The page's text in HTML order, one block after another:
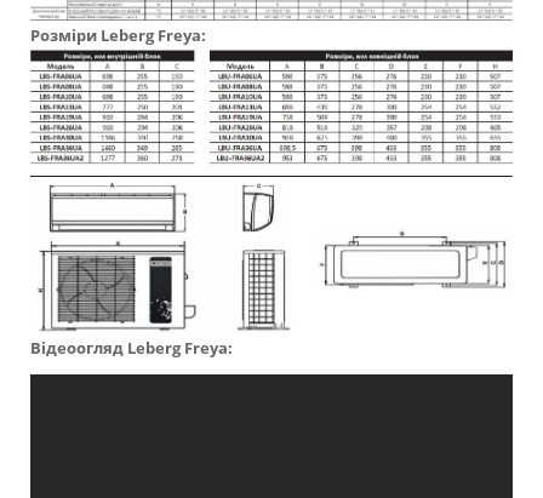
Розміри Leberg Freya:
Відеоогляд Leberg Freya: